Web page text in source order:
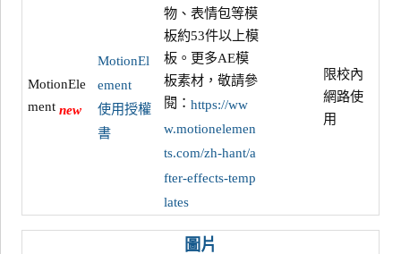
MotionEle
mentnew
MotionEl
ement
使用授權
書
物、表情包等模
板約53件以上模
板。更多AE模
板素材，敬請參
閱：https://ww
w.motionelemen
ts.com/zh-hant/a
fter-effects-temp
lates
限校內
網路使
用
圖片